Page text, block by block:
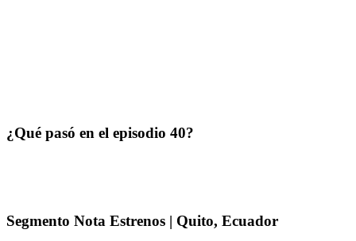
¿Qué pasó en el episodio 40?
Segmento Nota Estrenos | Quito, Ecuador